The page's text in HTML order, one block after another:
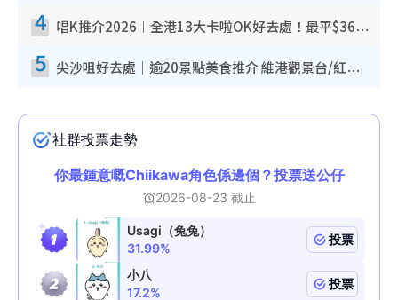
4 唱K推介2026︱全港13大卡啦OK好去處！最平$36起 日文K都有！(附地址+收費詳情)
5 尖沙咀好去處｜逾20景點美食推介 維港觀景台/紅磚古蹟/九龍公園/室內遊樂場